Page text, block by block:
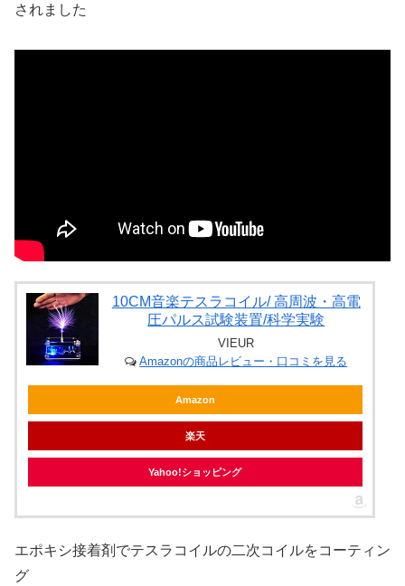
されました
10CM音楽テスラコイル/ 高周波・高電
圧パルス試験装置/科学実験
VIEUR
Amazonの商品レビュー・口コミを見る
Amazon
楽天
Yahoo!ショッピング
エポキシ接着剤でテスラコイルの二次コイルをコーティン
グ